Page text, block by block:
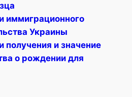
иммиграционного
Украины
получения и значение
о рождении для